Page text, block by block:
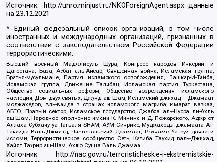
Источник: http://unro.minjust.ru/NKOForeignAgent.aspxданные
на23.12.2021
* Единый федеральный список организаций, в том числе
иностранных и международных организаций, признанных в
соответствии с законодательством Российской Федерации
террористическими:
Высший военный Маджлисуль Шура, Конгресс народов Ичкерии и
Дагестана, База, Асбат аль-Ансар, Священная война, Исламская группа,
Братья-мусульмане, Партия исламского освобождения, Лашкар-И-Тайба,
Исламская группа, Движение Талибан, Исламская партия Туркестана,
Общество социальных реформ, Общество возрождения исламского
наследия, Дом двух святых, Джунд аш-Шам, Исламский джихад – Джамаат
моджахедов, Аль-Каида в странах исламского Магриба, Имарат Кавказ,
АБТО, Правый сектор, Исламское государство, Джабха аль-Нусра ли-Ахль
аш-Шам, Народное ополчение имени К. Минина и Д. Пожарского, Аджр от
Аллаха Субхану уа Тагьаля SHAM, АУМ Синрике, Муджахеды джамаата Ат-
Тавхида Валь-Джихад, Чистопольский Джамаат, Рохнамо ба суи давлати
исломи, Террористическое сообщество Сеть, Катиба Таухид валь-Джихад,
Хайят Тахрир аш-Шам, Ахлю Сунна Валь Джамаа
Источник:
http://nac.gov.ru/terroristicheskie-i-ekstremistskie-